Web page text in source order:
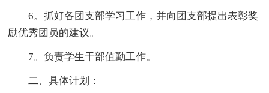
6。抓好各团支部学习工作，并向团支部提出表彰奖
励优秀团员的建议。
7。负责学生干部值勤工作。
二、具体计划：